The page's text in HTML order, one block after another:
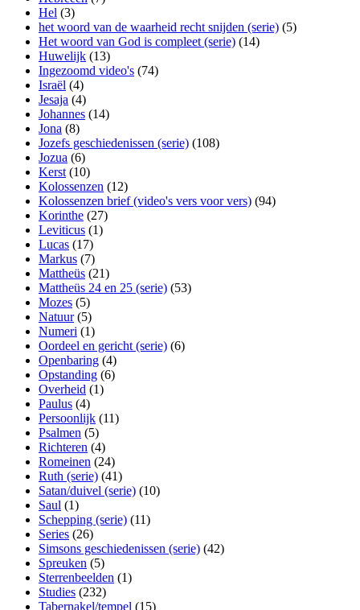
Hel (3)
het woord van de waarheid recht snijden (serie) (5)
Het woord van God is compleet (serie) (14)
Huwelijk (13)
Ingezoomd video's (74)
Israël (4)
Jesaja (4)
Johannes (14)
Jona (8)
Jozefs geschiedenissen (serie) (108)
Jozua (6)
Kerst (10)
Kolossenzen (12)
Kolossenzen brief (video's vers voor vers) (94)
Korinthe (27)
Leviticus (1)
Lucas (17)
Markus (7)
Mattheüs (21)
Mattheüs 24 en 25 (serie) (53)
Mozes (5)
Natuur(5)
Numeri (1)
Oordeel en gericht (serie) (6)
Openbaring (4)
Opstanding (6)
Overheid (1)
Paulus (4)
Persoonlijk (11)
Psalmen (5)
Richteren (4)
Romeinen (24)
Ruth (serie) (41)
Satan/duivel (serie) (10)
Saul (1)
Schepping (serie) (11)
Series (26)
Simsons geschiedenissen (serie) (42)
Spreuken (5)
Sterrenbeelden (1)
Studies (232)
Tabernakel/tempel (15)